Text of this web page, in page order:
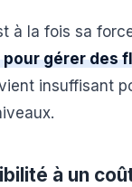
à la fois sa
gérer des
insuffisant
à un